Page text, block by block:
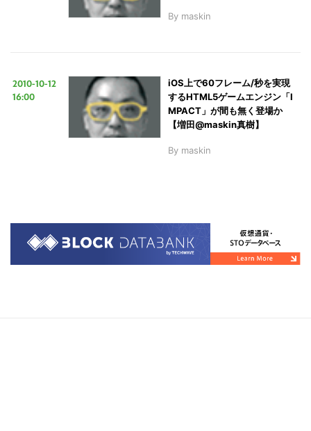
By maskin
2010-10-12
16:00
iOS上で60フレーム/秒を実現
するHTML5ゲームエンジン「I
MPACT」が間も無く登場か
【増田@maskin真樹】
By maskin